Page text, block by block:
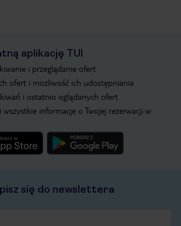
aplikację TUI
i przeglądanie ofert
ofert i możliwość ich udostępniania
i ostatnio oglądanych ofert
informacje o Twojej rezerwacji w
się do newslettera